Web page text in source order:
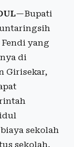
—Bupati
Fendi yang
di
Girisekar,
sekolah
sekolah.